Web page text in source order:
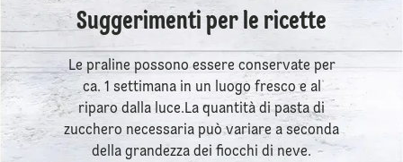
Suggerimenti per le ricette
Le praline possono essere conservate per
ca. 1 settimana in un luogo fresco e al
riparo dalla luce.La quantità di pasta di
zucchero necessaria può variare a seconda
della grandezza dei fiocchi di neve.